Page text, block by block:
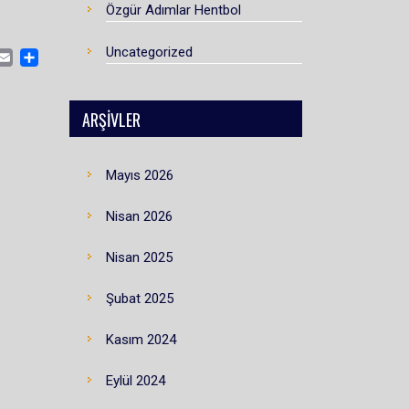
EMAILSHARE
Özgür Adımlar Hentbol
Uncategorized
ARŞIVLER
Mayıs 2026
Nisan 2026
Nisan 2025
Şubat 2025
Kasım 2024
Eylül 2024